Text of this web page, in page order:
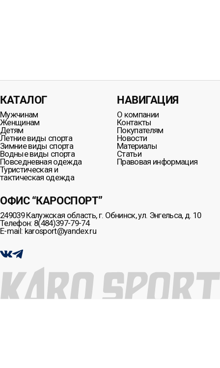
КАТАЛОГ
Мужчинам
Женщинам
Детям
Летние виды спорта
Зимние виды спорта
Водные виды спорта
Повседневная одежда
Туристическая и
тактическая одежда
НАВИГАЦИЯ
О компании
Контакты
Покупателям
Новости
Материалы
Статьи
Правовая информация
ОФИС “КАРОСПОРТ”
249039 Калужская область, г. Обнинск, ул. Энгельса, д. 10
Телефон: 8(484)397-79-74
E-mail: karosport@yandex.ru